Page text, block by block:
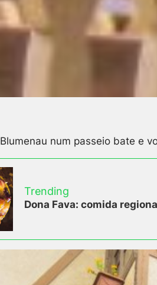
num passeio bate e
Trending
Dona Fava: comida